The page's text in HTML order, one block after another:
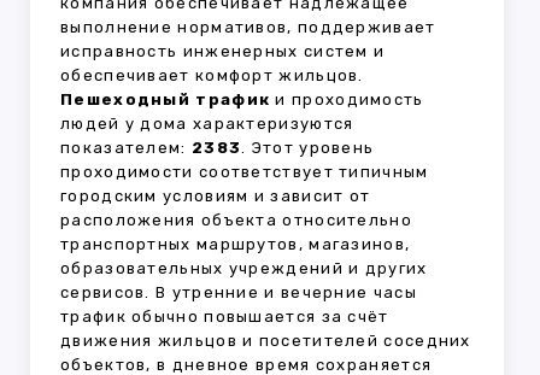
выполнение нормативов, поддерживает
исправность инженерных систем и
обеспечивает комфорт жильцов.
Пешеходный трафик и проходимость
людей у дома характеризуются
показателем: 2383. Этот уровень
проходимости соответствует типичным
городским условиям и зависит от
расположения объекта относительно
транспортных маршрутов, магазинов,
образовательных учреждений и других
сервисов. В утренние и вечерние часы
трафик обычно повышается за счёт
движения жильцов и посетителей соседних
объектов, в дневное время сохраняется